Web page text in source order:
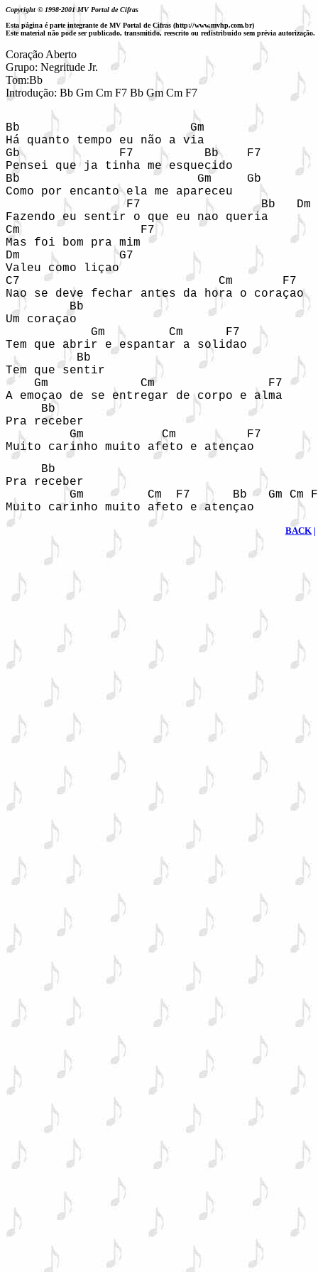
Copyright © 1998-2001 MV Portal de Cifras
Esta página é parte integrante de MV Portal de Cifras (http://www.mvhp.com.br)
Este material não pode ser publicado, transmitido, reescrito ou redistribuído sem prévia autorização.
Coração Aberto
Grupo: Negritude Jr.
Tom:Bb
Introdução: Bb Gm Cm F7 Bb Gm Cm F7
Bb                        Gm
Há quanto tempo eu não a via
Gb              F7          Bb    F7
Pensei que ja tinha me esquecido
Bb                         Gm     Gb
Como por encanto ela me apareceu
F7                 Bb   Dm
Fazendo eu sentir o que eu nao queria
Cm                 F7
Mas foi bom pra mim
Dm              G7
Valeu como liçao
C7                            Cm       F7
Nao se deve fechar antes da hora o coraçao
         Bb
Um coraçao
            Gm         Cm      F7
Tem que abrir e espantar a solidao
          Bb
Tem que sentir
    Gm             Cm                F7
A emoçao de se entregar de corpo e alma
     Bb
Pra receber
         Gm           Cm          F7
Muito carinho muito afeto e atençao
     Bb
Pra receber
Gm         Cm  F7      Bb   Gm Cm
Muito carinho muito afeto e atençao
BACK |